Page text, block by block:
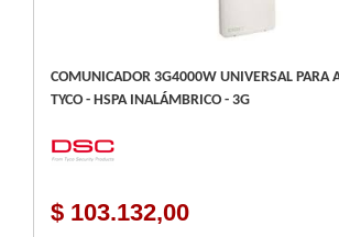
COMUNICADOR 3G4000W UNIVERSAL PARA
TYCO - HSPA INALÁMBRICO - 3G
$ 103.132,00